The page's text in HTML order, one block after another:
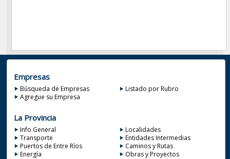
Empresas
Búsqueda de Empresas
Listado por Rubro
Agregue su Empresa
La Provincia
Info General
Localidades
Transporte
Entidades Intermedias
Puertos de Entre Ríos
Caminos y Rutas
Energía
Obras y Proyectos